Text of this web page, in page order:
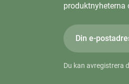
produktnyheterna
Du kan avregistrera